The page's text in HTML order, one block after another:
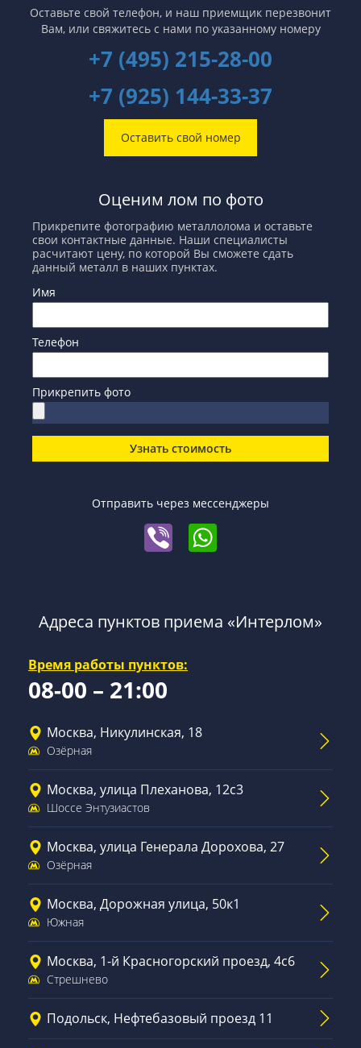
Оставьте свой телефон, и наш приемщик перезвонит
Вам, или свяжитесь с нами по указанному номеру
+7 (495) 215-28-00
+7 (925) 144-33-37
Оставить свой номер
Оценим лом по фото
Прикрепите фотографию металлолома и оставьте
свои контактные данные. Наши специалисты
расчитают цену, по которой Вы сможете сдать
данный металл в наших пунктах.
Имя
Телефон
Прикрепить фото
Узнать стоимость
Отправить через мессенджеры
Адреса пунктов приема «Интерлом»
Время работы пунктов:
08-00 – 21:00
Москва, Никулинская, 18
Озёрная
Москва, улица Плеханова, 12с3
Шоссе Энтузиастов
Москва, улица Генерала Дорохова, 27
Озёрная
Москва, Дорожная улица, 50к1
Южная
Москва, 1-й Красногорский проезд, 4с6
Стрешнево
Подольск, Нефтебазовый проезд 11